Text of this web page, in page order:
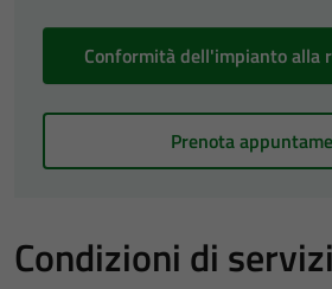
Conformità dell'impianto alla
Prenota
Condizioni di